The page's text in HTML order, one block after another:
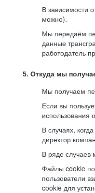
В зависимости
можно).
Мы передаём
данные
работодатель
5. Откуда мы
Мы получаем
Если вы
использования
В случаях,
директор
В ряде
Файлы cookie
пользователи
cookie для